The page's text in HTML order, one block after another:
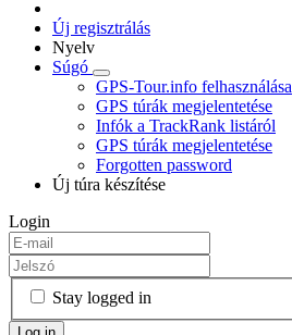
Új regisztrálás
Nyelv
Súgó
GPS-Tour.info felhasználása
GPS túrák megjelentetése
Infók a TrackRank listáról
GPS túrák megjelentetése
Forgotten password
Új túra készítése
Login
Stay logged in